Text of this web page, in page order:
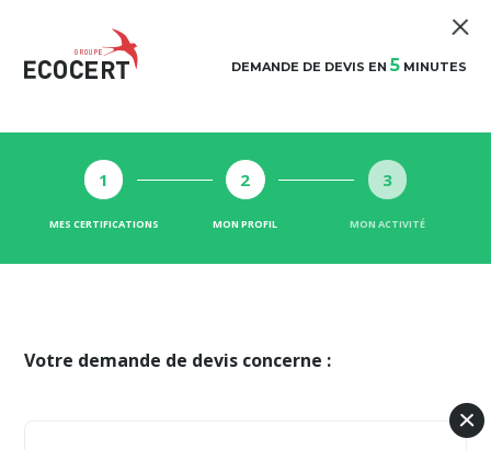
DEMANDE DE DEVIS EN5MINUTES
1
MES CERTIFICATIONS
2
MON PROFIL
3
MON ACTIVITÉ
Votre demande de devis concerne :